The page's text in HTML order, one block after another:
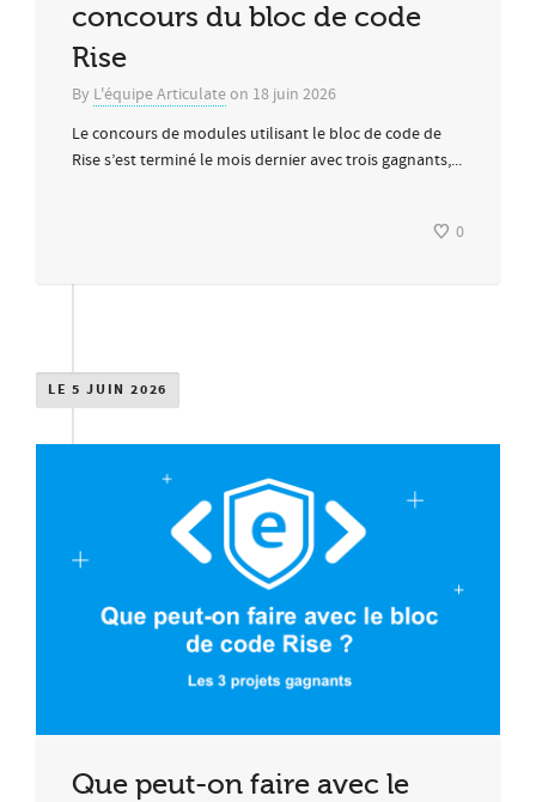
concours du bloc de code
Rise
By L'équipe Articulateon 18 juin 2026
Le concours de modules utilisant le bloc de code de
Rise s’est terminé le mois dernier avec trois gagnants,...
0
LE 5 JUIN 2026
Que peut-on faire avec le